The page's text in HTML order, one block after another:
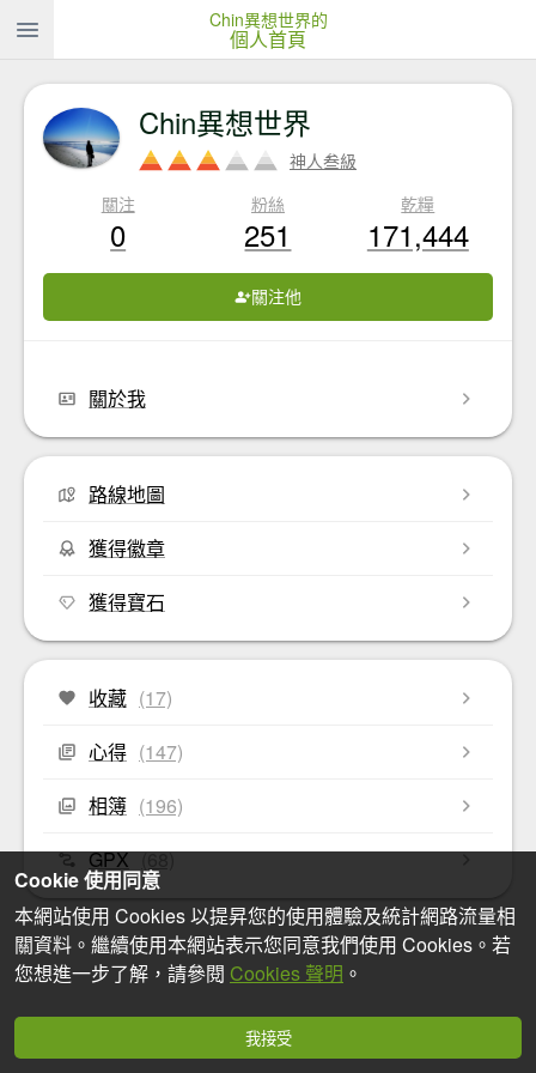
Chin異想世界的
個人首頁
Chin異想世界
神人叁級
關注
0
粉絲
251
乾糧
171,444
關注他
關於我
路線地圖
獲得徽章
獲得寶石
收藏 (17)
心得 (147)
相簿 (196)
GPX (68)
Cookie 使用同意
本網站使用 Cookies 以提昇您的使用體驗及統計網路流量相
關資料。繼續使用本網站表示您同意我們使用 Cookies。若
您想進一步了解，請參閱 Cookies 聲明 。
我接受